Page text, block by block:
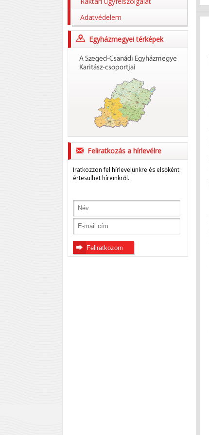
Adatvédelem
Egyházmegyei térképek
Feliratkozás a hírlevélre
Iratkozzon fel hírlevelünkre és elsőként
értesülhet híreinkről.